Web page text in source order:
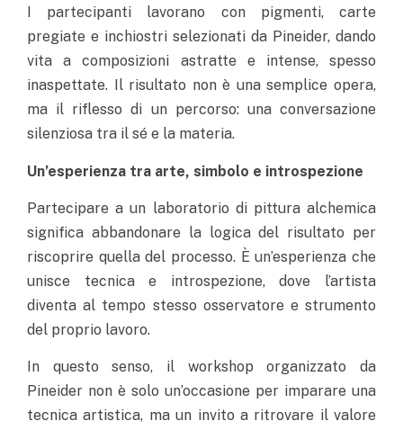
I partecipanti lavorano con pigmenti, carte
pregiate e inchiostri selezionati da Pineider, dando
vita a composizioni astratte e intense, spesso
inaspettate. Il risultato non è una semplice opera,
ma il riflesso di un percorso: una conversazione
silenziosa tra il sé e la materia.
Un’esperienza tra arte, simbolo e introspezione
Partecipare a un laboratorio di pittura alchemica
significa abbandonare la logica del risultato per
riscoprire quella del processo. È un’esperienza che
unisce tecnica e introspezione, dove l’artista
diventa al tempo stesso osservatore e strumento
del proprio lavoro.
In questo senso, il workshop organizzato da
Pineider non è solo un’occasione per imparare una
tecnica artistica, ma un invito a ritrovare il valore